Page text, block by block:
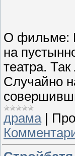
О фильме:
на
театра.
Случайно
драма |